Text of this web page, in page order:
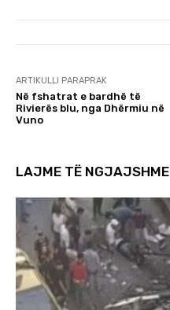
ARTIKULLI PARAPRAK
Në fshatrat e bardhë të
Rivierës blu, nga Dhërmiu në
Vuno
LAJME TË NGJAJSHME